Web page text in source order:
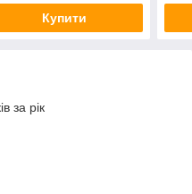
Купити
за рік